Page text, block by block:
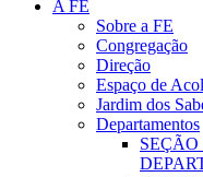
A FE
Sobre a FE
Congregação
Direção
Espaço de
Jardim dos
Departamentos
SEÇÃO